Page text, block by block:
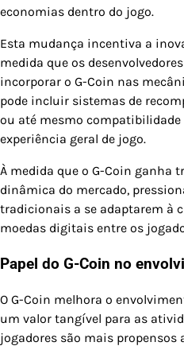
economias dentro do jogo.
Esta mudança incentiva a
medida que os
incorporar o G-Coin nas
pode incluir sistemas de
ou até mesmo
experiência geral de jogo.
À medida que o G-Coin ganha
dinâmica do mercado,
tradicionais a se adaptarem à
moedas digitais entre os
Papel do G-Coin no
O G-Coin melhora o
um valor tangível para as
jogadores são mais propensos